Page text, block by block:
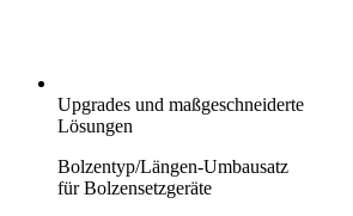
Upgrades und maßgeschneiderte
Lösungen
Bolzentyp/Längen-Umbausatz
für Bolzensetzgeräte